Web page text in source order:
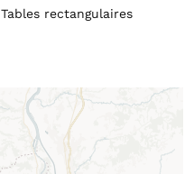
Tables rectangulaires